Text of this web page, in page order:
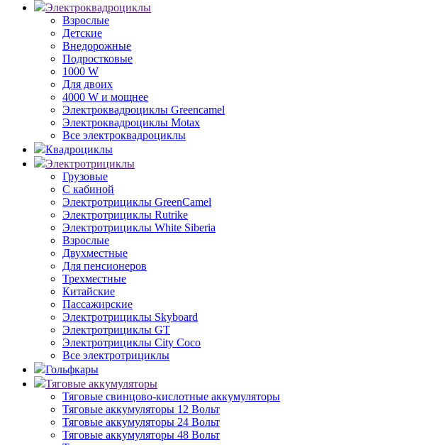
Электроквадроциклы
Взрослые
Детские
Внедорожные
Подростковые
1000 W
Для двоих
4000 W и мощнее
Электроквадроциклы Greencamel
Электроквадроциклы Motax
Все электроквадроциклы
Квадроциклы
Электротрициклы
Грузовые
С кабиной
Электротрициклы GreenCamel
Электротрициклы Rutrike
Электротрициклы White Siberia
Взрослые
Двухместные
Для пенсионеров
Трехместные
Китайские
Пассажирские
Электротрициклы Skyboard
Электротрициклы GT
Электротрициклы City Coco
Все электротрициклы
Гольфкары
Тяговые аккумуляторы
Тяговые свинцово-кислотные аккумуляторы
Тяговые аккумуляторы 12 Вольт
Тяговые аккумуляторы 24 Вольт
Тяговые аккумуляторы 48 Вольт